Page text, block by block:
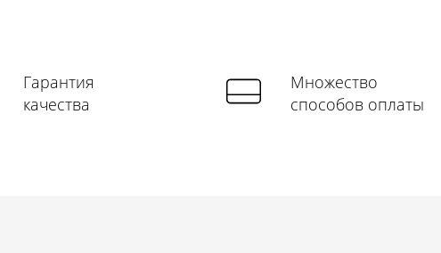
Гарантия
качества
Множество
способов оплаты